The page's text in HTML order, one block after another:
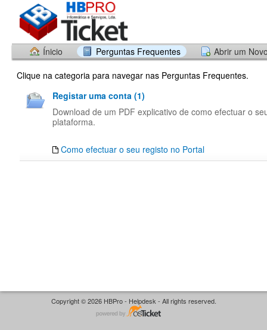
Ínicio Perguntas Frequentes
Abrir um
Clique na categoria para navegar nas Perguntas Frequentes.
Registar uma conta (1)
Download de um PDF explicativo de como efectuar o
plataforma.
Como efectuar o seu registo no Portal
Copyright © 2026 HBPro - Helpdesk - All rights reserved.